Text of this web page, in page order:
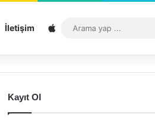
İletişim Sitemap
Kayıt Ol